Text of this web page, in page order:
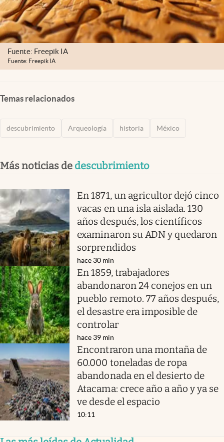
Fuente: Freepik IA
Fuente: Freepik IA
Temas relacionados
descubrimiento Arqueología historia México
Más noticias de descubrimiento
En 1871, un agricultor dejó cinco
vacas en una isla aislada. 130
años después, los científicos
examinaron su ADN y quedaron
sorprendidos
hace 30 min
En 1859, trabajadores
abandonaron 24 conejos en un
pueblo remoto. 77 años después,
el desastre era imposible de
controlar
hace 39 min
Encontraron una montaña de
60.000 toneladas de ropa
abandonada en el desierto de
Atacama: crece año a año y ya se
ve desde el espacio
10:11